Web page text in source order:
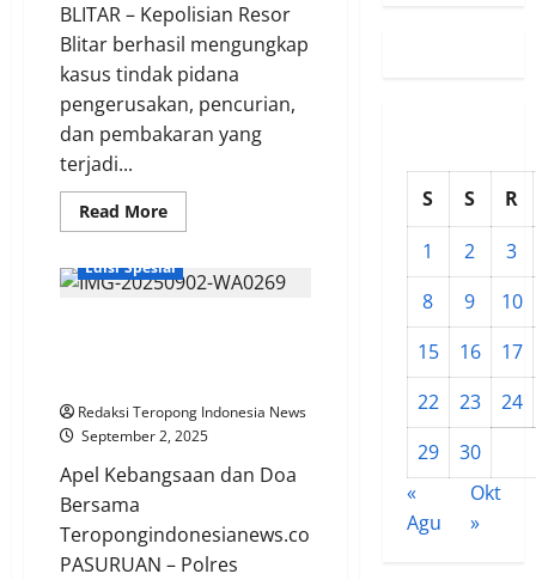
BLITAR – Kepolisian Resor
Blitar berhasil mengungkap
kasus tindak pidana
pengerusakan, pencurian,
dan pembakaran yang
terjadi...
Read MoreRead
more
Ungkap
Dalang
Blitar
BREAKING NEWS
Edisi Spesial
Redaksi Teropong Indonesia News
September 2, 2025
Apel Kebangsaan dan Doa
Bersama
Teropongindonesianews.com
PASURUAN – Polres
S S
R
1
2
3
8
9
10
15
16
17
22
23
24
29
30
«
Agu
Okt
»